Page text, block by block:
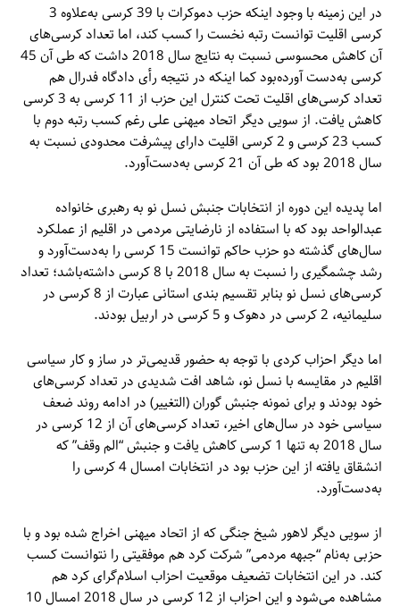
در این زمینه با وجود اینکه حزب دموکرات با 39 کرسی به‌علاوه 3
کرسی اقلیت توانست رتبه نخست را کسب کند، اما تعداد کرسی‌های
آن کاهش محسوسی نسبت به نتایج سال 2018 داشت که طی آن 45
کرسی به‌دست آورده‌بود کما اینکه در نتیجه رأی دادگاه فدرال هم
تعداد کرسی‌های اقلیت تحت کنترل این حزب از 11 کرسی به 3 کرسی
کاهش یافت. از سویی دیگر اتحاد میهنی علی رغم کسب رتبه دوم با
کسب 23 کرسی و 2 کرسی اقلیت دارای پیشرفت محدودی نسبت به
سال 2018 بود که طی آن 21 کرسی به‌دست‌آورد.
اما پدیده این دوره از انتخابات جنبش نسل نو به رهبری خانواده
عبدالواحد بود که با استفاده از نارضایتی مردمی در اقلیم از عملکرد
سال‌های گذشته دو حزب حاکم توانست 15 کرسی را به‌دست‌آورد و
رشد چشمگیری را نسبت به سال 2018 با 8 کرسی داشته‌باشد؛ تعداد
کرسی‌های نسل نو بنابر تقسیم بندی استانی عبارت از 8 کرسی در
سلیمانیه، 2 کرسی در دهوک و 5 کرسی در اربیل بودند.
اما دیگر احزاب کردی با توجه به حضور قدیمی‌تر در ساز و کار سیاسی
اقلیم در مقایسه با نسل نو، شاهد افت شدیدی در تعداد کرسی‌های
خود بودند و برای نمونه جنبش گوران (التغییر) در ادامه روند ضعف
سیاسی خود در سال‌های اخیر، تعداد کرسی‌های آن از 12 کرسی در
سال 2018 به تنها 1 کرسی کاهش یافت و جنبش “الم وقف” که
انشقاق یافته از این حزب بود در انتخابات امسال 4 کرسی را
به‌دست‌آورد.
از سویی دیگر لاهور شیخ جنگی که از اتحاد میهنی اخراج شده بود و با
حزبی به‌نام “جبهه مردمی” شرکت کرد هم موفقیتی را نتوانست کسب
کند. در این انتخابات تضعیف موقعیت احزاب اسلام‌گرای کرد هم
مشاهده می‌شود و این احزاب از 12 کرسی در سال 2018 امسال 10